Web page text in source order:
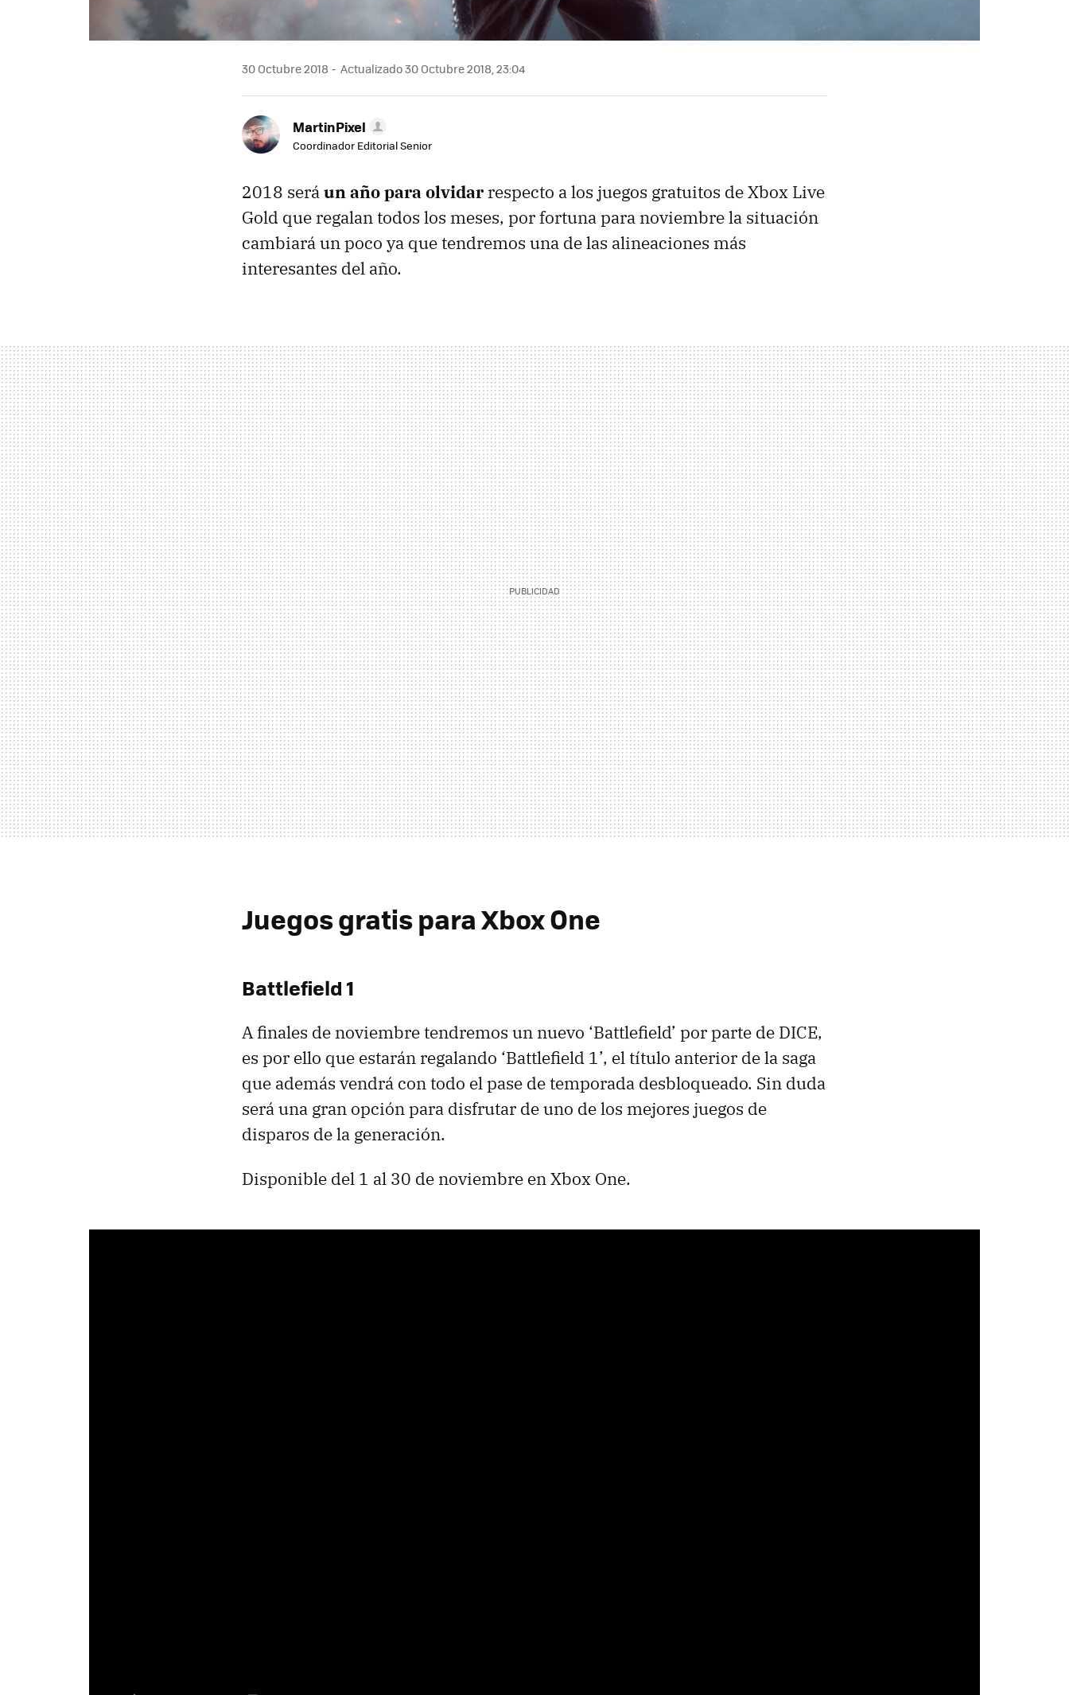
30 Octubre 2018 Actualizado 30 Octubre 2018, 23:04
MartinPixel
Coordinador Editorial Senior
2018 seráun año para olvidar respecto a los juegos gratuitos de Xbox Live
Gold que regalan todos los meses, por fortuna para noviembre la situación
cambiará un poco ya que tendremos una de las alineaciones más
interesantes del año.
Juegos gratis para Xbox One
Battlefield 1
A finales de noviembre tendremos un nuevo ‘Battlefield’ por parte de DICE,
es por ello que estarán regalando ‘Battlefield 1’, el título anterior de la saga
que además vendrá con todo el pase de temporada desbloqueado. Sin duda
será una gran opción para disfrutar de uno de los mejores juegos de
disparos de la generación.
Disponible del 1 al 30 de noviembre en Xbox One.